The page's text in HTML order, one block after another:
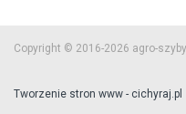
Copyright © 2016-2026 agro-
Tworzenie stron www - cichyraj.pl